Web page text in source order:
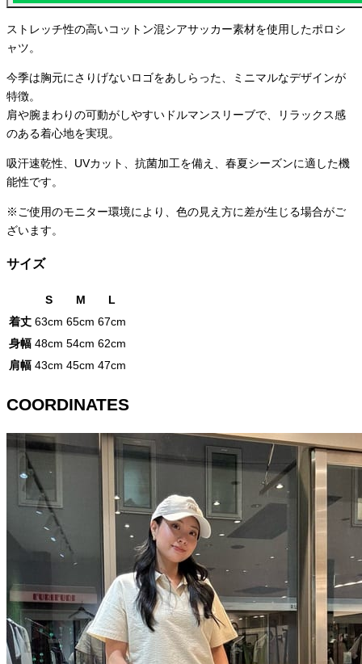
ストレッチ性の高いコットン混シアサッカー素材を使用したポロシ
ャツ。
今季は胸元にさりげないロゴをあしらった、ミニマルなデザインが
特徴。
肩や腕まわりの可動がしやすいドルマンスリーブで、リラックス感
のある着心地を実現。
吸汗速乾性、UVカット、抗菌加工を備え、春夏シーズンに適した機
能性です。
※ご使用のモニター環境により、色の見え方に差が生じる場合がご
ざいます。
サイズ
S M
L
着丈 63cm 65cm 67cm
身幅 48cm 54cm 62cm
肩幅 43cm 45cm 47cm
COORDINATES